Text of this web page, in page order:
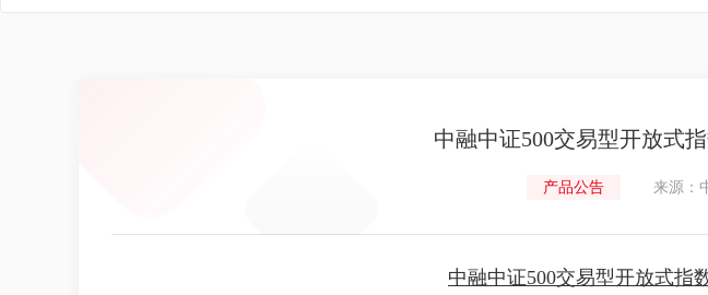
中融中证500交易型开放式
产品公告 来源：
中融中证500交易型开放式指